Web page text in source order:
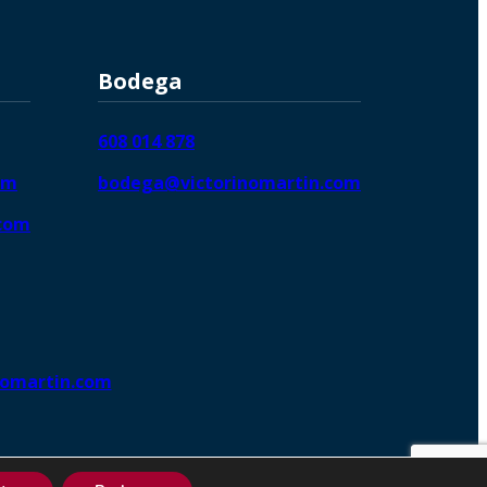
Bodega
608 014 878
bodega@victorinomartin.com
DigitalGrowthⓇ